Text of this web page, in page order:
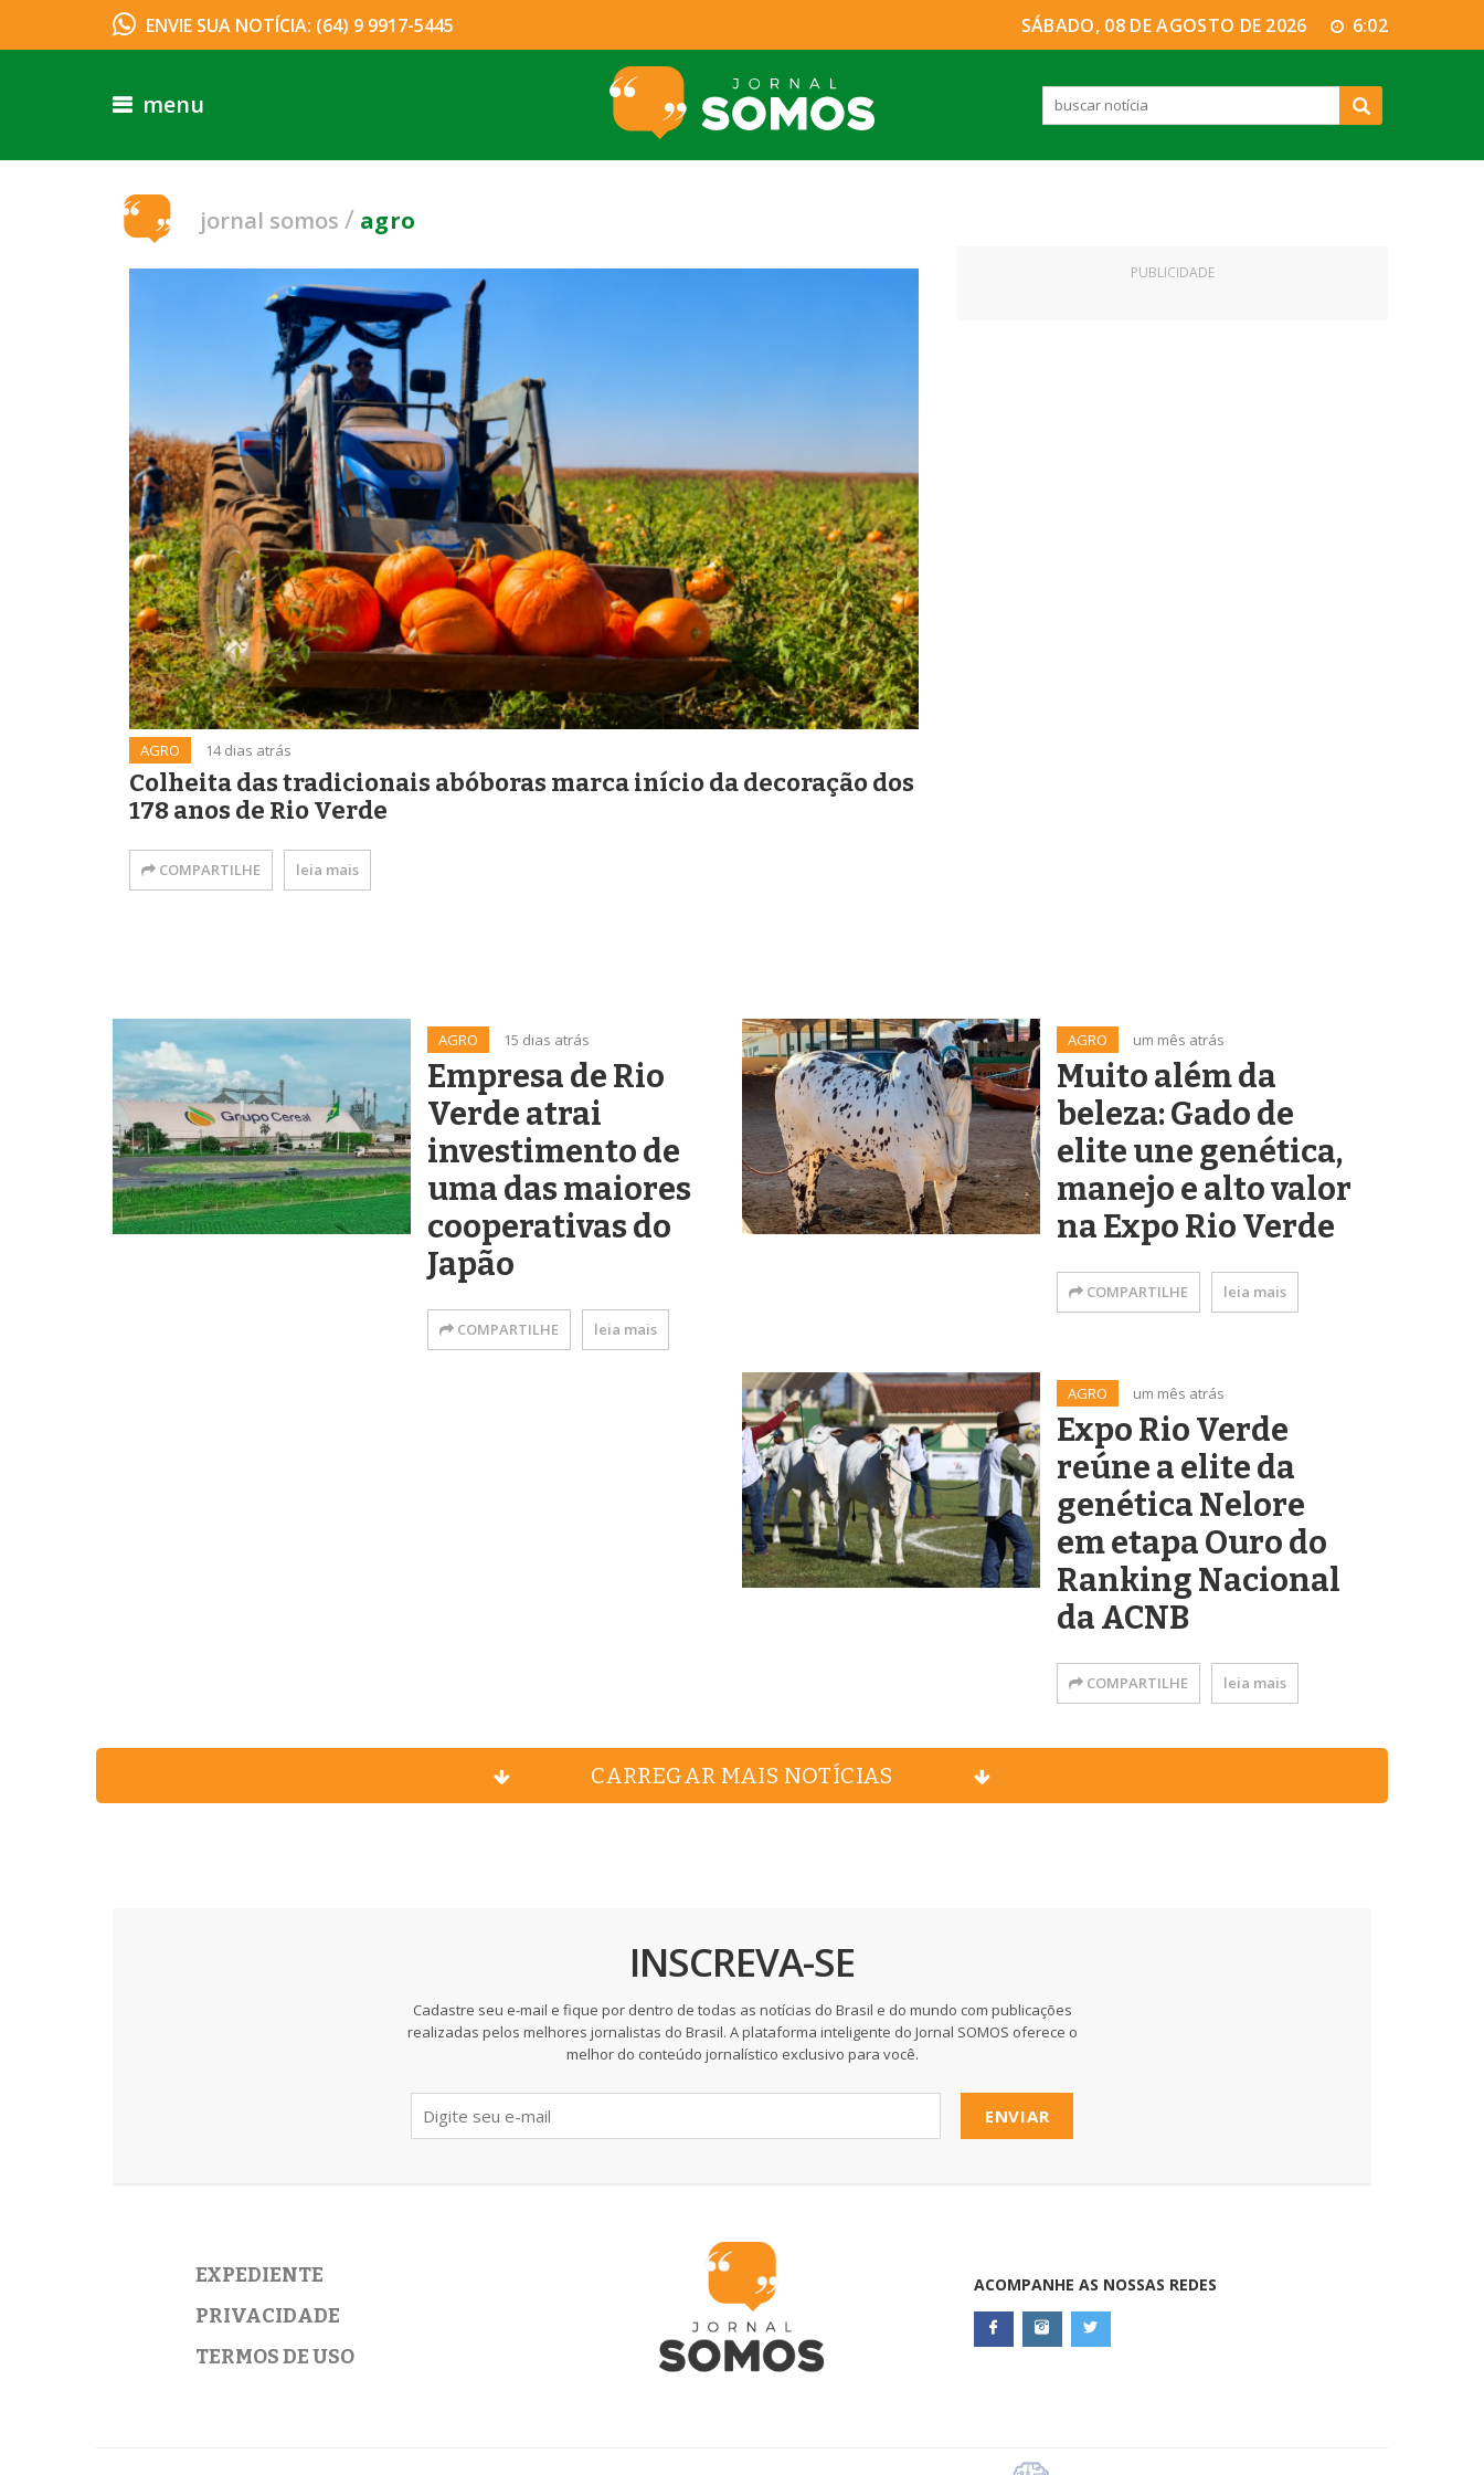
ENVIE SUA NOTÍCIA: (64) 9 9917-5445 SÁBADO, 08 DE AGOSTO DE 2026 6:02
menu
jornal somos / agro
AGRO 14 dias atrás
Colheita das tradicionais abóboras marca início da decoração dos
178 anos de Rio Verde
COMPARTILHE leia mais
PUBLICIDADE
AGRO 15 dias atrás
Empresa de Rio
Verde atrai
investimento de
uma das maiores
cooperativas do
Japão
COMPARTILHE leia mais
AGRO um mês atrás
Muito além da
beleza: Gado de
elite une genética,
manejo e alto valor
na Expo Rio Verde
COMPARTILHE leia mais
AGRO um mês atrás
Expo Rio Verde
reúne a elite da
genética Nelore
em etapa Ouro do
Ranking Nacional
da ACNB
COMPARTILHE leia mais
CARREGAR MAIS NOTÍCIAS
INSCREVA-SE
Cadastre seu e-mail e fique por dentro de todas as notícias do Brasil e do mundo com publicações
realizadas pelos melhores jornalistas do Brasil. A plataforma inteligente do Jornal SOMOS oferece o
melhor do conteúdo jornalístico exclusivo para você.
ENVIAR
EXPEDIENTE
PRIVACIDADE
TERMOS DE USO
ACOMPANHE AS NOSSAS REDES